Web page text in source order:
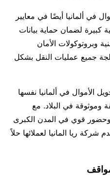
في ألمانيا أيضًا في معايير
كبيرة لضمان حماية بيانات
وبروتوكولات الأمان
جميع عمليات النقل بشكل
الأموال في ألمانيا نفسها
وموثوقة في البلاد. مع
قوي في المدن الكبرى
شركة ريا المانيا لعملائها حلاً